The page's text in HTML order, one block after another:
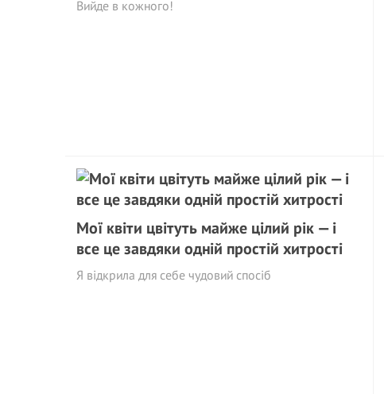
Вийде в кожного!
Мої квіти цвітуть майже цілий рік — і
все це завдяки одній простій хитрості
Я відкрила для себе чудовий спосіб